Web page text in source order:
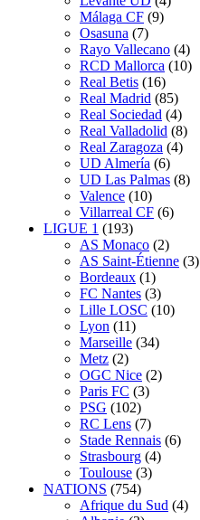
Málaga CF (9)
Osasuna (7)
Rayo Vallecano (4)
RCD Mallorca (10)
Real Betis (16)
Real Madrid (85)
Real Sociedad (4)
Real Valladolid (8)
Real Zaragoza (4)
UD Almería (6)
UD Las Palmas (8)
Valence (10)
Villarreal CF (6)
LIGUE 1 (193)
AS Monaco (2)
AS Saint-Étienne (3)
Bordeaux (1)
FC Nantes (3)
Lille LOSC (10)
Lyon (11)
Marseille (34)
Metz (2)
OGC Nice (2)
Paris FC (3)
PSG (102)
RC Lens (7)
Stade Rennais (6)
Strasbourg (4)
Toulouse (3)
NATIONS (754)
Afrique du Sud (4)